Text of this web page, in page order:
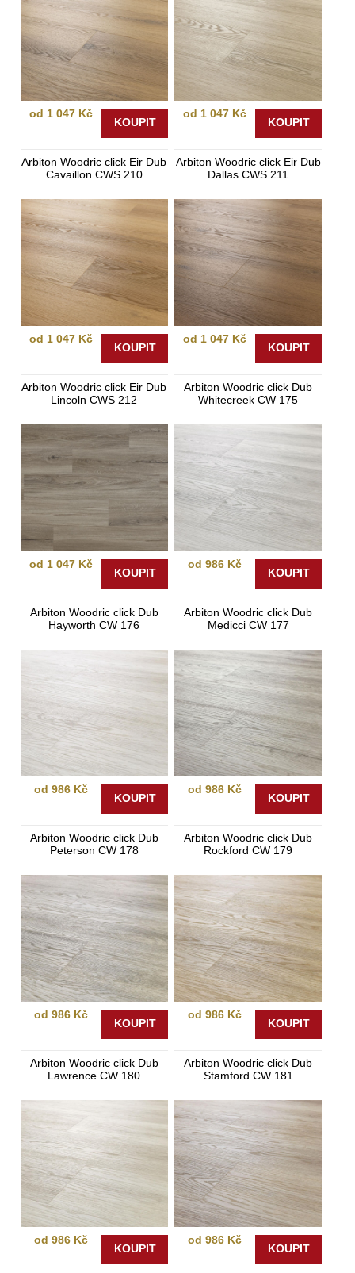
od 1 047 Kč
KOUPIT
od 1 047 Kč
KOUPIT
Arbiton Woodric click Eir Dub
Cavaillon CWS 210
od 1 047 Kč
KOUPIT
Arbiton Woodric click Eir Dub
Dallas CWS 211
od 1 047 Kč
KOUPIT
Arbiton Woodric click Eir Dub
Lincoln CWS 212
od 1 047 Kč
KOUPIT
Arbiton Woodric click Dub
Whitecreek CW 175
od 986 Kč
KOUPIT
Arbiton Woodric click Dub
Hayworth CW 176
od 986 Kč
KOUPIT
Arbiton Woodric click Dub
Medicci CW 177
od 986 Kč
KOUPIT
Arbiton Woodric click Dub
Peterson CW 178
od 986 Kč
KOUPIT
Arbiton Woodric click Dub
Rockford CW 179
od 986 Kč
KOUPIT
Arbiton Woodric click Dub
Lawrence CW 180
od 986 Kč
KOUPIT
Arbiton Woodric click Dub
Stamford CW 181
od 986 Kč
KOUPIT